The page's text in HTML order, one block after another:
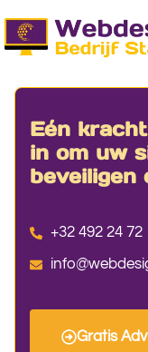
Eén
in om uw
beveiligen
+32 492 24 72
Gratis